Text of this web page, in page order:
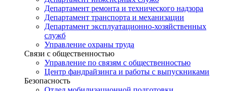
Департамент ремонта и технического надзора
Департамент транспорта и механизации
Департамент эксплуатационно-хозяйственных
служб
Управление охраны труда
Связи с общественностью
Управление по связям с общественностью
Центр фандрайзинга и работы с выпускниками
Безопасность